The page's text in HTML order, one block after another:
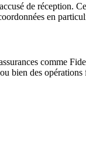
de réception.
en
comme
bien des